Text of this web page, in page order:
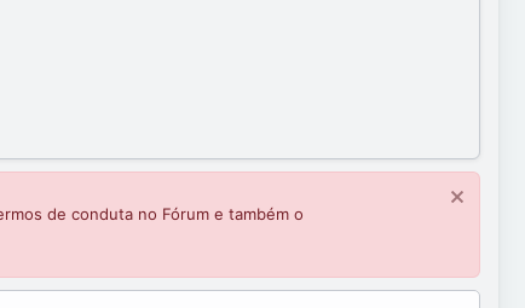
de conduta no Fórum e também o